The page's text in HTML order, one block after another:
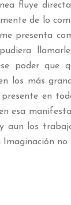
fluye
de lo
presenta
poder que
los más
en
esa
aun los
Imaginación